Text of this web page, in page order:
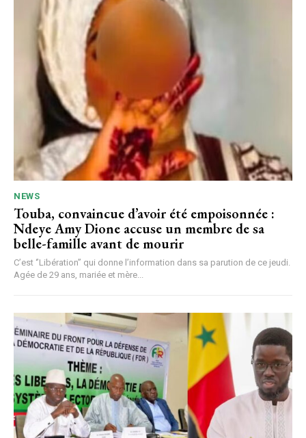
NEWS
Touba, convaincue d’avoir été empoisonnée :
Ndeye Amy Dione accuse un membre de sa
belle-famille avant de mourir
C’est ‘’Libération’’ qui donne l’information dans sa parution de ce jeudi.
Agée de 29 ans, mariée et mère...